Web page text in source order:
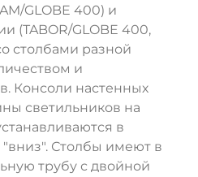
GLOBE 400) и
(TABOR/GLOBE 400,
столбами разной
и
Консоли настенных
светильников на
в
Столбы имеют в
трубу с двойной